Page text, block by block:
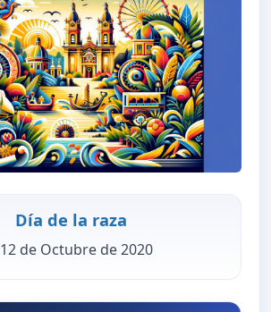
Día de la raza
12 de Octubre de 2020